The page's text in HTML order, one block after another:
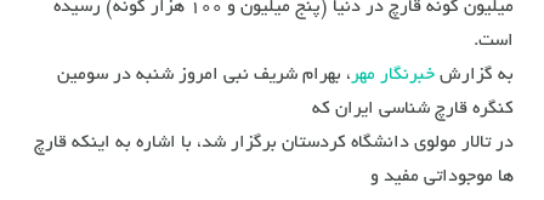
میلیون گونه قارچ در دنیا (پنج میلیون و ۱۰۰ هزار گونه) رسیده
است.
به گزارش خبرنگار مهر ، بهرام شریف نبی امروز شنبه در سومین
کنگره قارچ شناسی ایران که
در تالار مولوی دانشگاه کردستان برگزار شد، با اشاره به اینکه قارچ
ها موجوداتی مفید و